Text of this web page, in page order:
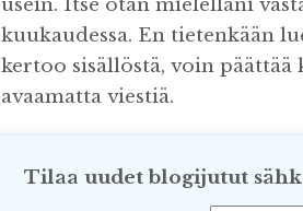
usein. Itse otan mielelläni
kuukaudessa. En tietenkään
kertoo sisällöstä, voin
avaamatta viestiä.
Tilaa uudet blogijutut